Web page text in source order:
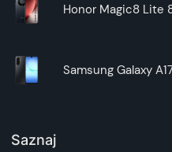
Honor Magic8 Lite
Samsung Galaxy
Saznaj